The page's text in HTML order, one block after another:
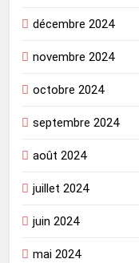
décembre 2024
novembre 2024
octobre 2024
septembre 2024
août 2024
juillet 2024
juin 2024
mai 2024